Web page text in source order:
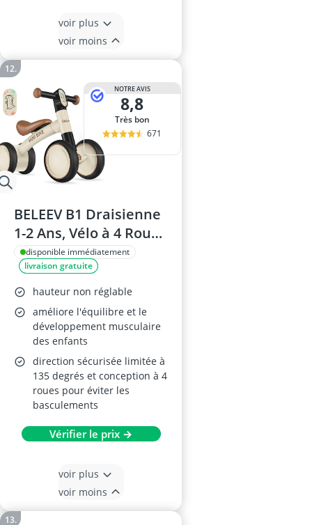
voir plus
voir moins
NOTRE AVIS
8,8
Très bon
671
BELEEV B1 Draisienne
1-2 Ans, Vélo à 4 Roues
Sans Pédale
disponible immédiatement
livraison gratuite
hauteur non réglable
améliore l'équilibre et le
développement musculaire
des enfants
direction sécurisée limitée à
135 degrés et conception à 4
roues pour éviter les
basculements
Vérifier le prix →
voir plus
voir moins